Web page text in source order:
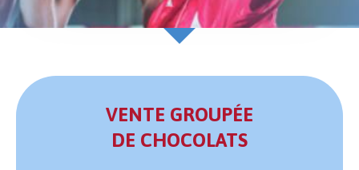
VENTE GROUPÉE
DE CHOCOLATS